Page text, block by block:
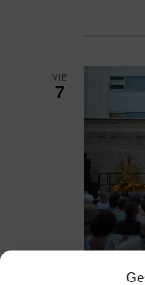
VIE
7
4